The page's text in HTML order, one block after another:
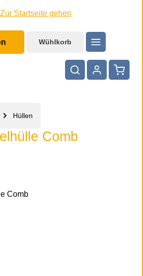
Wühlkorb
Hüllen
Comb